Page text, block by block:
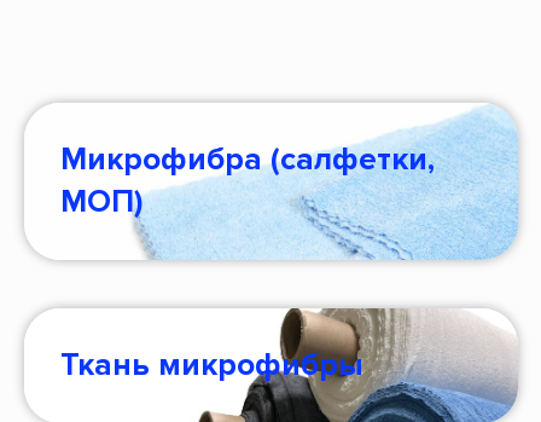
Микрофибра (салфетки,
МОП)
Ткань микрофибры